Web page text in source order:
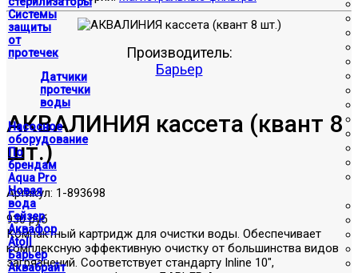
Системы
защиты
от
протечек
Датчики
протечки
воды
Насосное
оборудование
По
брендам
Aqua Pro
Новая
вода
Гейзер
Аквафор
Atoll
Барьер
Аквабрайт
Производитель:
Барьер
АКВАЛИНИЯ кассета (квант 8
шт.)
Артикул: 1-893698
930 руб
Компактный картридж для очистки воды. Обеспечивает
комплексную эффективную очистку от большинства видов
загрязнений. Соответствует стандарту Inline 10",